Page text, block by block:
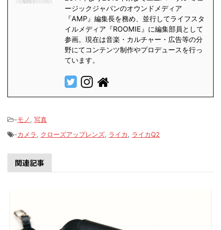
ージックジャパンのオウンドメディア
『AMP』編集長を務め、並行してライフスタ
イルメディア『ROOMIE』に編集部員として
参画。現在は音楽・カルチャー・広告等の分
野にてコンテンツ制作やプロデュースを行っ
ています。
-モノ, 写真
-カメラ, クローズアップレンズ, ライカ, ライカQ2
関連記事